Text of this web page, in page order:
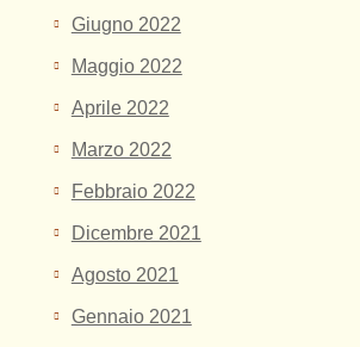
Giugno 2022
Maggio 2022
Aprile 2022
Marzo 2022
Febbraio 2022
Dicembre 2021
Agosto 2021
Gennaio 2021